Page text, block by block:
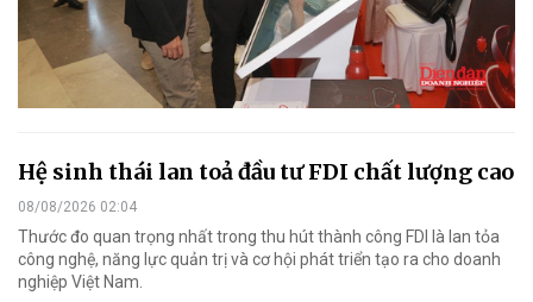
Hệ sinh thái lan toả đầu tư FDI chất lượng cao
08/08/2026 02:04
Thước đo quan trọng nhất trong thu hút thành công FDI là lan tỏa
công nghệ, năng lực quản trị và cơ hội phát triển tạo ra cho doanh
nghiệp Việt Nam.